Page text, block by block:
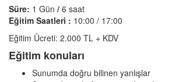
Süre: 1 Gün / 6 saat
Eğitim Saatleri : 10:00 / 17:00
Eğitim Ücreti: 2.000 TL + KDV
Eğitim konuları
Sunumda doğru bilinen yanlışlar